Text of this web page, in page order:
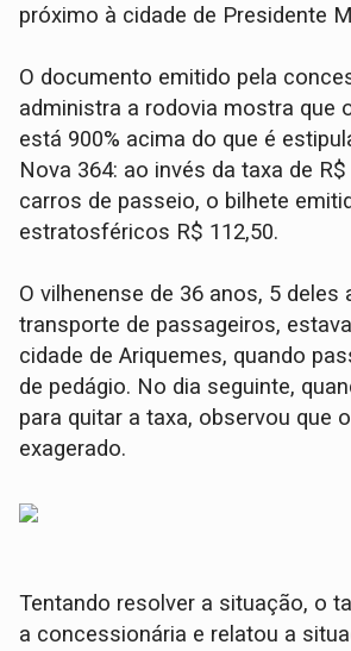
próximo à cidade de Presidente
O documento emitido pela
administra a rodovia mostra que
está 900% acima do que é
Nova 364: ao invés da taxa de
carros de passeio, o bilhete
estratosféricos R$ 112,50.
O vilhenense de 36 anos, 5 deles
transporte de passageiros,
cidade de Ariquemes, quando
de pedágio. No dia seguinte,
para quitar a taxa, observou que
exagerado.
Tentando resolver a situação, o
a concessionária e relatou a